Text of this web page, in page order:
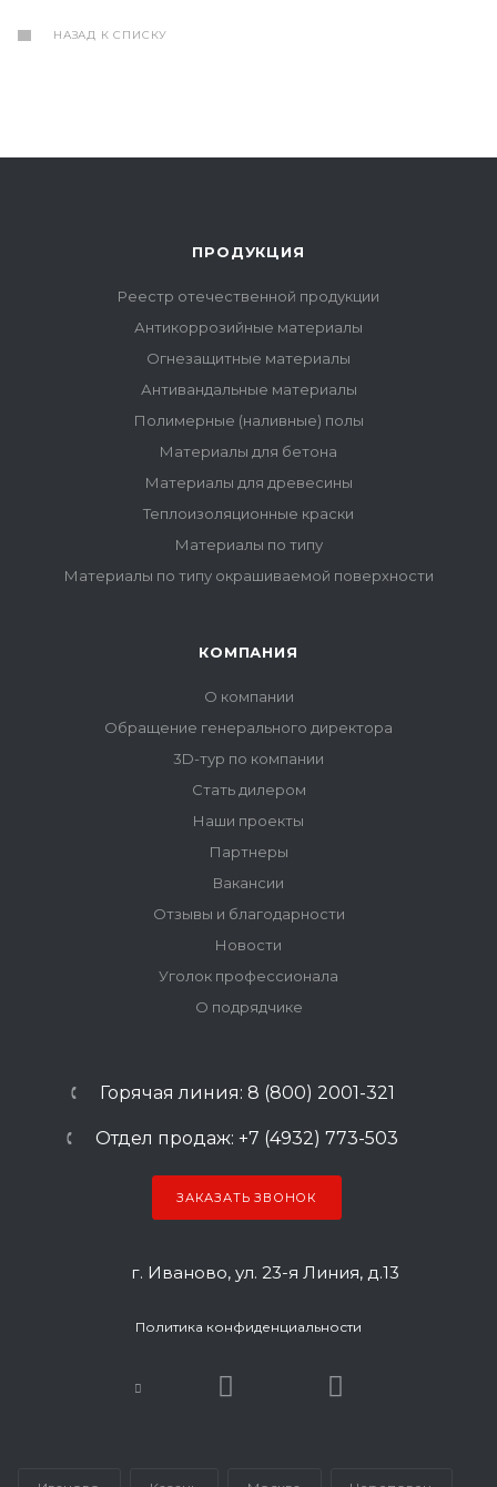
НАЗАД К СПИСКУ
ПРОДУКЦИЯ
Реестр отечественной продукции
Антикоррозийные материалы
Огнезащитные материалы
Антивандальные материалы
Полимерные (наливные) полы
Материалы для бетона
Материалы для древесины
Теплоизоляционные краски
Материалы по типу
Материалы по типу окрашиваемой поверхности
КОМПАНИЯ
О компании
Обращение генерального директора
3D-тур по компании
Стать дилером
Наши проекты
Партнеры
Вакансии
Отзывы и благодарности
Новости
Уголок профессионала
О подрядчике
Горячая линия: 8 (800) 2001-321
Отдел продаж: +7 (4932) 773-503
ЗАКАЗАТЬ ЗВОНОК
г. Иваново, ул. 23-я Линия, д.13
Политика конфиденциальности